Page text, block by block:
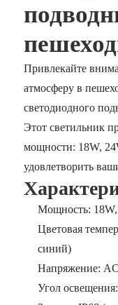
Привлекайте
атмосферу в
светодиодного
Этот светильник
мощности: 18W,
удовлетворить
Мощность:
Цветовая
синий)
Напряжение:
Угол